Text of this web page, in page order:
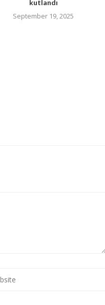
kutlandı
September 19, 2025